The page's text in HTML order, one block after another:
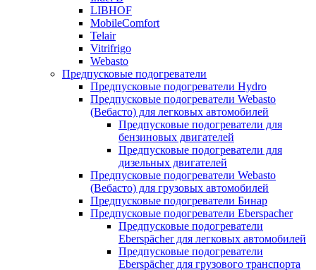
LIBHOF
MobileComfort
Telair
Vitrifrigo
Webasto
Предпусковые подогреватели
Предпусковые подогреватели Hydro
Предпусковые подогреватели Webasto
(Вебасто) для легковых автомобилей
Предпусковые подогреватели для
бензиновых двигателей
Предпусковые подогреватели для
дизельных двигателей
Предпусковые подогреватели Webasto
(Вебасто) для грузовых автомобилей
Предпусковые подогреватели Бинар
Предпусковые подогреватели Eberspacher
Предпусковые подогреватели
Eberspächer для легковых автомобилей
Предпусковые подогреватели
Eberspächer для грузового транспорта